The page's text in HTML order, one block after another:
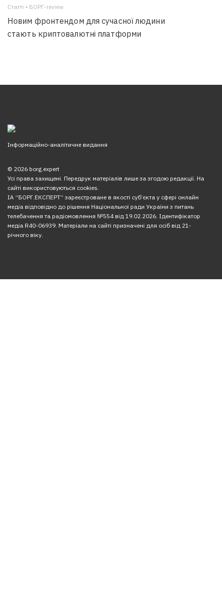
Статті • БОРГ-review
Новим фронтендом для сучасної людини
стають криптовалютні платформи
Інформаційно-аналітичне видання
© 2026 borg.expert
Усі права захищені. Передрук матеріалів лише за згодою редакції. На
сайті використовуються cookies.
ІА “БОРГ.ЕКСПЕРТ” зареєстроване в якості суб’єкта у сфері онлайн
медіа відповідно до рішення Національної ради України з питань
телебачення та радіомовлення №554 від 19.02.2026. Ідентифікатор
медіа R40-06939. Матеріали на сайті призначені для осіб від 21-
річного віку.